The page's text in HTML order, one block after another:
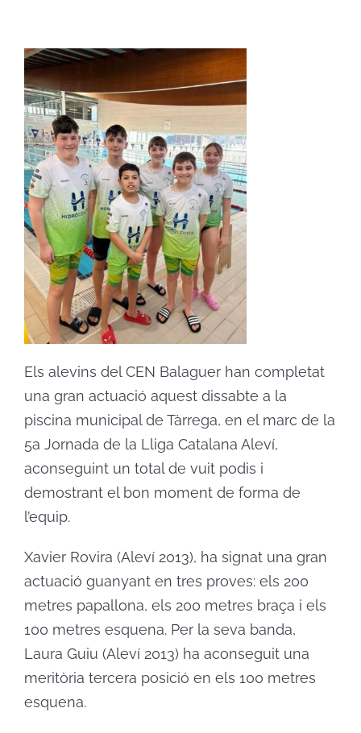
CONTACTE
PATROCINADORS
RESULTATS
BOTIGA
Els alevins del CEN Balaguer han completat
una gran actuació aquest dissabte a la
piscina municipal de Tàrrega, en el marc de la
5a Jornada de la Lliga Catalana Aleví,
aconseguint un total de vuit podis i
demostrant el bon moment de forma de
l’equip.
Xavier Rovira (Aleví 2013), ha signat una gran
actuació guanyant en tres proves: els 200
metres papallona, els 200 metres braça i els
100 metres esquena. Per la seva banda,
Laura Guiu (Aleví 2013) ha aconseguit una
meritòria tercera posició en els 100 metres
esquena.